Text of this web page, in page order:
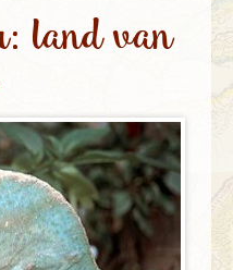
land van